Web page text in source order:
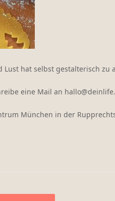
Lust hat selbst gestalterisch zu
eine Mail an
München in der